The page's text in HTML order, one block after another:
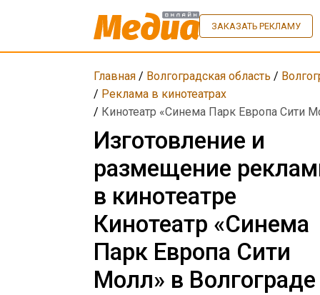
ЗАКАЗАТЬ РЕКЛАМУ
Главная / Волгоградская область /
/ Реклама в кинотеатрах
/ Кинотеатр «Синема Парк Европа Сити
Изготовление и
размещение
в кинотеатре
Кинотеатр «Синема
Парк Европа Сити
Молл» в Волгограде